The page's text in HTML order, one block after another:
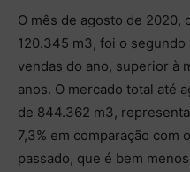
O mês de agosto de 2020,
120.345 m3, foi o
vendas do ano, superior à
anos. O mercado total até
de 844.362 m3,
7,3% em comparação com
passado, que é bem